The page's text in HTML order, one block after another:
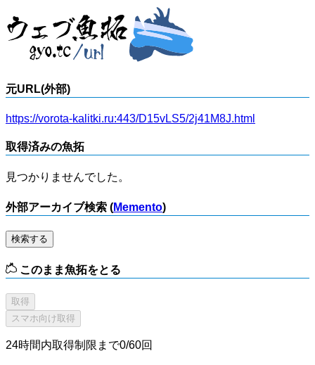
元URL(外部)
https://vorota-kalitki.ru:443/D15vLS5/2j41M8J.html
取得済みの魚拓
見つかりませんでした。
外部アーカイブ検索 (Memento)
検索する
このまま魚拓をとる
24時間内取得制限まで0/60回